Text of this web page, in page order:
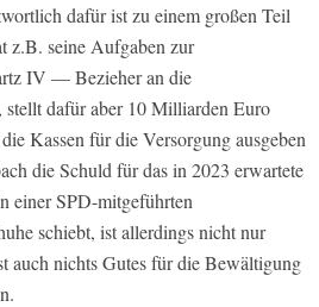
dafür ist zu einem großen Teil
z.B. seine Aufgaben zur
IV — Bezieher an die
stellt dafür aber 10 Milliarden Euro
Kassen für die Versorgung ausgeben
die Schuld für das in 2023 erwartete
einer SPD-mitgeführten
schiebt, ist allerdings nicht nur
auch nichts Gutes für die Bewältigung